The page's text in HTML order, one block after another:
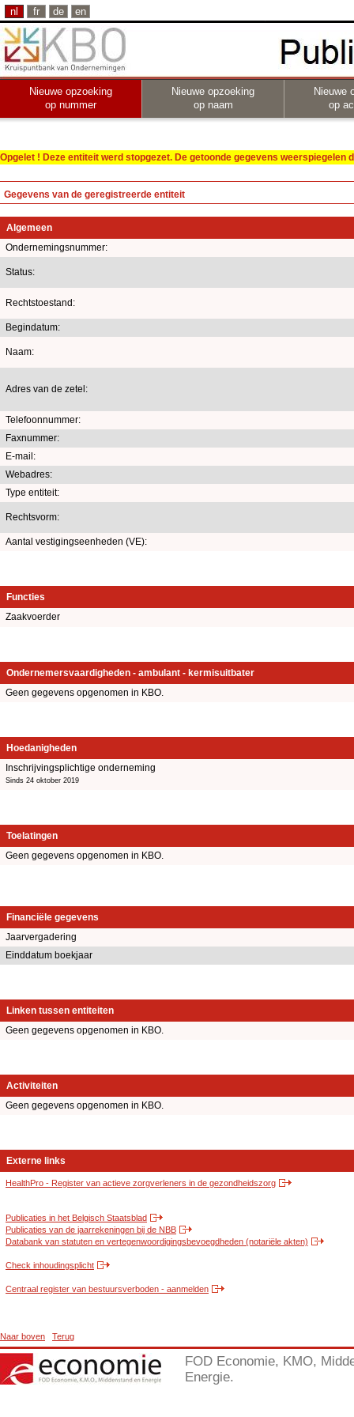
nl fr de en
Nieuwe opzoeking
op nummer
Nieuwe opzoeking
op naam
Nieuwe
op
Opgelet ! Deze entiteit werd stopgezet. De getoonde gegevens
Gegevens van de geregistreerde entiteit
Algemeen
Ondernemingsnummer:
Status:
Rechtstoestand:
Begindatum:
Naam:
Adres van de zetel:
Telefoonnummer:
Faxnummer:
E-mail:
Webadres:
Type entiteit:
Rechtsvorm:
Aantal vestigingseenheden (VE):
Functies
Zaakvoerder
Ondernemersvaardigheden - ambulant - kermisuitbater
Geen gegevens opgenomen in KBO.
Hoedanigheden
Inschrijvingsplichtige onderneming
Sinds 24 oktober 2019
Toelatingen
Geen gegevens opgenomen in KBO.
Financiële gegevens
Jaarvergadering
Einddatum boekjaar
Linken tussen entiteiten
Geen gegevens opgenomen in KBO.
Activiteiten
Geen gegevens opgenomen in KBO.
Externe links
HealthPro - Register van actieve zorgverleners in de gezondheidszorg
Publicaties in het Belgisch Staatsblad
Publicaties van de jaarrekeningen bij de NBB
Databank van statuten en vertegenwoordigingsbevoegdheden (notariële akten)
Check inhoudingsplicht
Centraal register van bestuursverboden - aanmelden
Naar boven Terug
FOD Economie, KMO,
Energie.